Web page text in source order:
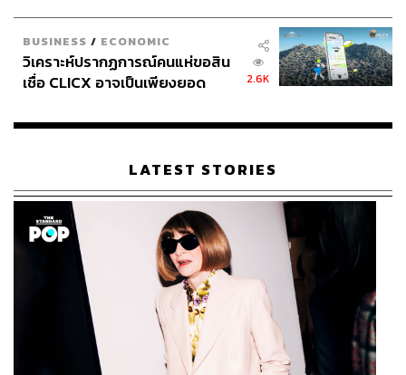
BUSINESS / ECONOMIC
วิเคราะห์ปรากฏการณ์คนแห่ขอสิน
เชื่อ CLICX อาจเป็นเพียงยอด
เรือนไทยที่ถูกซุกไว้
2.6K
LATEST STORIES